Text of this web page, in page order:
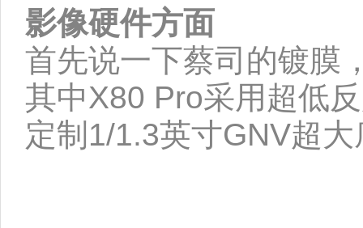
影像硬件方面
首先说一下蔡司的镀膜
其中X80 Pro采用超低
定制1/1.3英寸GNV超